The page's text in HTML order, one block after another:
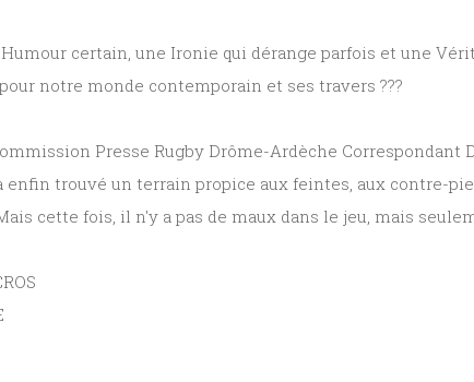
certain, une Ironie qui dérange parfois et une
notre monde contemporain et ses travers ???
Presse Rugby Drôme-Ardèche Correspondant
enfin trouvé un terrain propice aux feintes, aux contre-
cette fois, il n'y a pas de maux dans le jeu, mais